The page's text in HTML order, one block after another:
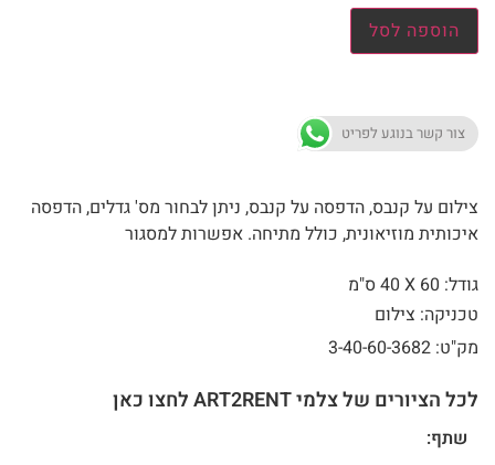
הוספה לסל
צור קשר בנוגע לפריט
צילום על קנבס, הדפסה על קנבס, ניתן לבחור מס' גדלים, הדפסה
איכותית מוזיאונית, כולל מתיחה. אפשרות למסגור
גודל: 60 X
40 ס"מ
טכניקה: צילום
מק"ט: 3-40-60-3682
לכל הציורים של צלמי ART2RENT לחצו כאן
שתף: